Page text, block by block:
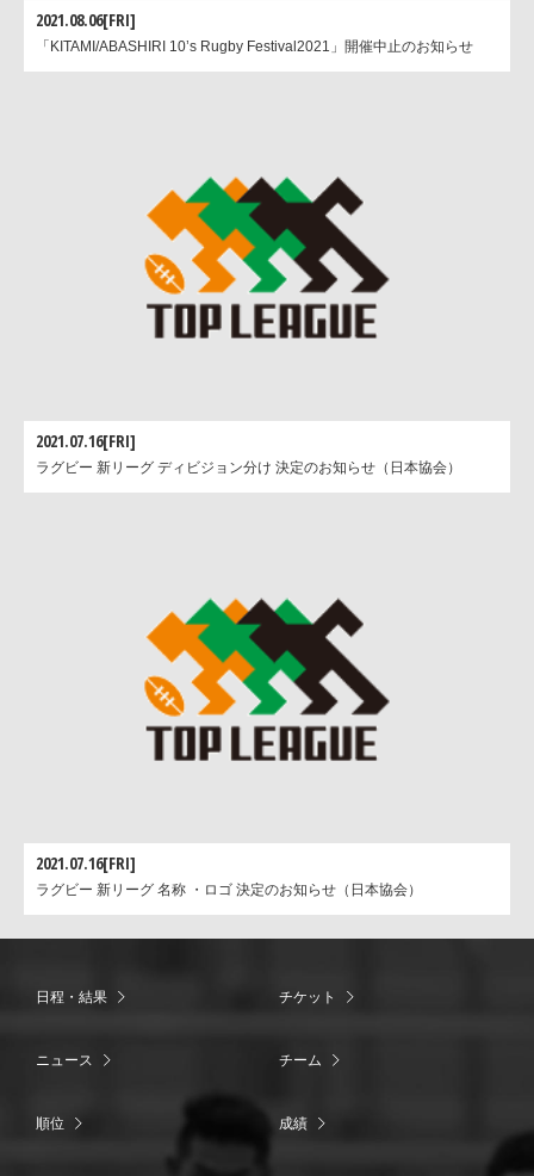
2021.08.06[FRI]
「KITAMI/ABASHIRI 10’s Rugby Festival2021」開催中止のお知らせ
2021.07.16[FRI]
ラグビー 新リーグ ディビジョン分け 決定のお知らせ（日本協会）
2021.07.16[FRI]
ラグビー 新リーグ 名称 ・ロゴ 決定のお知らせ（日本協会）
日程・結果 チケット
ニュース チーム
順位 成績